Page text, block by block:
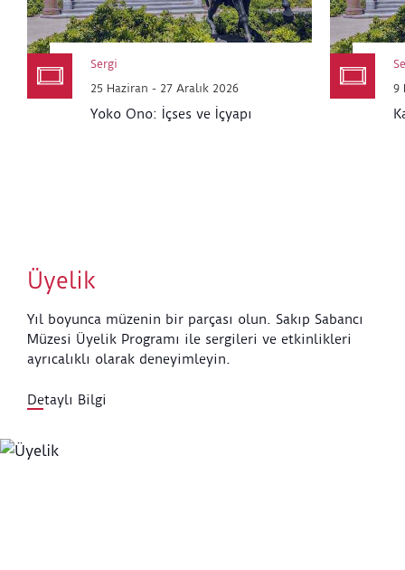
Sergi
25 Haziran - 27 Aralık 2026
Yoko Ono: İçses ve İçyapı
9
Üyelik
Yıl boyunca müzenin bir parçası olun. Sakıp Sabancı
Müzesi Üyelik Programı ile sergileri ve etkinlikleri
ayrıcalıklı olarak deneyimleyin.
Detaylı Bilgi